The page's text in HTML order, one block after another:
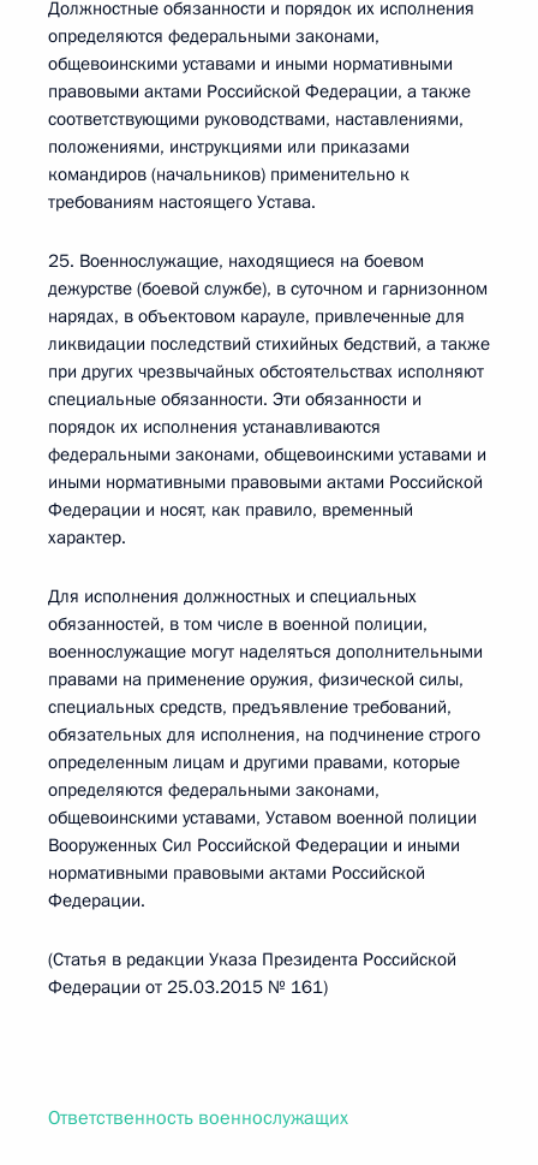
Должностные обязанности и порядок их исполнения
определяются федеральными законами,
общевоинскими уставами и иными нормативными
правовыми актами Российской Федерации, а также
соответствующими руководствами, наставлениями,
положениями, инструкциями или приказами
командиров (начальников) применительно к
требованиям настоящего Устава.
25. Военнослужащие, находящиеся на боевом
дежурстве (боевой службе), в суточном и гарнизонном
нарядах, в объектовом карауле, привлеченные для
ликвидации последствий стихийных бедствий, а также
при других чрезвычайных обстоятельствах исполняют
специальные обязанности. Эти обязанности и
порядок их исполнения устанавливаются
федеральными законами, общевоинскими уставами и
иными нормативными правовыми актами Российской
Федерации и носят, как правило, временный
характер.
Для исполнения должностных и специальных
обязанностей, в том числе в военной полиции,
военнослужащие могут наделяться дополнительными
правами на применение оружия, физической силы,
специальных средств, предъявление требований,
обязательных для исполнения, на подчинение строго
определенным лицам и другими правами, которые
определяются федеральными законами,
общевоинскими уставами, Уставом военной полиции
Вооруженных Сил Российской Федерации и иными
нормативными правовыми актами Российской
Федерации.
(Статья в редакции Указа Президента Российской
Федерации от 25.03.2015 № 161)
Ответственность военнослужащих